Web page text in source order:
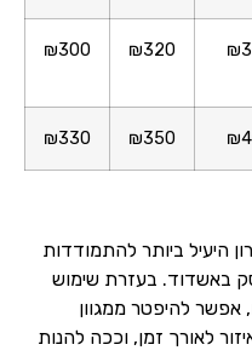
₪320
₪300
₪350
₪330
היעיל ביותר להתמודדות
באשדוד. בעזרת שימוש
אפשר להיפטר ממגוון
לאורך זמן, וככה להנות